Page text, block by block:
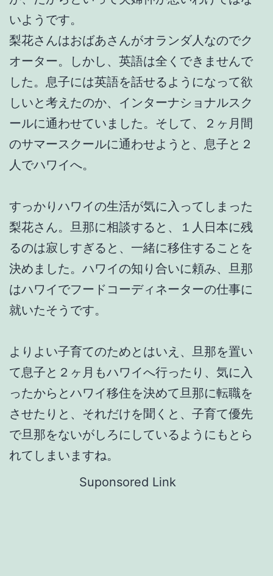
いようです。
梨花さんはおばあさんがオランダ人なのでク
オーター。しかし、英語は全くできませんで
した。息子には英語を話せるようになって欲
しいと考えたのか、インターナショナルスク
ールに通わせていました。そして、２ヶ月間
のサマースクールに通わせようと、息子と２
人でハワイへ。
すっかりハワイの生活が気に入ってしまった
梨花さん。旦那に相談すると、１人日本に残
るのは寂しすぎると、一緒に移住することを
決めました。ハワイの知り合いに頼み、旦那
はハワイでフードコーディネーターの仕事に
就いたそうです。
よりよい子育てのためとはいえ、旦那を置い
て息子と２ヶ月もハワイへ行ったり、気に入
ったからとハワイ移住を決めて旦那に転職を
させたりと、それだけを聞くと、子育て優先
で旦那をないがしろにしているようにもとら
れてしまいますね。
Suponsored Link